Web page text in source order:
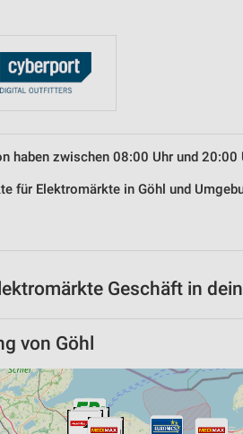
haben zwischen 08:00 Uhr und 20:00
für Elektromärkte in Göhl und
Geschäft in
von Göhl